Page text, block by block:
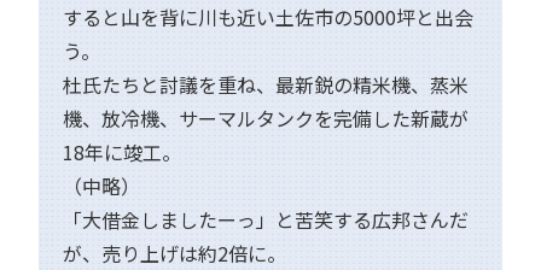
すると山を背に川も近い土佐市の5000坪と出会
う。
杜氏たちと討議を重ね、最新鋭の精米機、蒸米
機、放冷機、サーマルタンクを完備した新蔵が
18年に竣工。
（中略）
「大借金しましたーっ」と苦笑する広邦さんだ
が、売り上げは約2倍に。